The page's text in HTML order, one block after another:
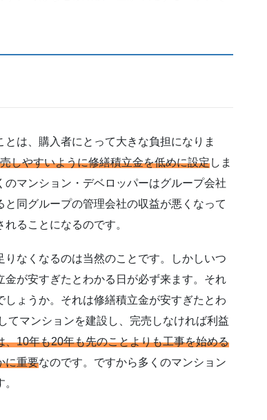
は、購入者にとって大きな負担になりま
しやすいように修繕積立金を低めに設定しま
マンション・デベロッパーはグループ会社
同グループの管理会社の収益が悪くなって
ることになるのです。
なくなるのは当然のことです。しかしいつ
が安すぎたとわかる日が必ず来ます。それ
ょうか。それは修繕積立金が安すぎたとわ
てマンションを建設し、完売しなければ利益
、10年も20年も先のことよりも工事を始める
に重要なのです。ですから多くのマンション